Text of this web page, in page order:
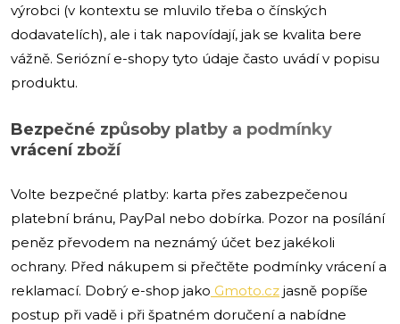
výrobci (v kontextu se mluvilo třeba o čínských
dodavatelích), ale i tak napovídají, jak se kvalita bere
vážně. Seriózní e-shopy tyto údaje často uvádí v popisu
produktu.
Bezpečné způsoby platby a podmínky
vrácení zboží
Volte bezpečné platby: karta přes zabezpečenou
platební bránu, PayPal nebo dobírka. Pozor na posílání
peněz převodem na neznámý účet bez jakékoli
ochrany. Před nákupem si přečtěte podmínky vrácení a
reklamací. Dobrý e-shop jako Gmoto.cz jasně popíše
postup při vadě i při špatném doručení a nabídne